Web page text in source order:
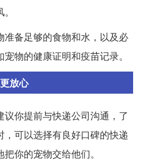
备足够的食物和水，以及必
物的健康证明和疫苗记录。
放心
你提前与快递公司沟通，了
可以选择有良好口碑的快递
你的宠物交给他们。